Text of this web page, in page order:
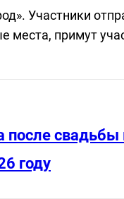
Участники
места, примут
после свадьбы
году